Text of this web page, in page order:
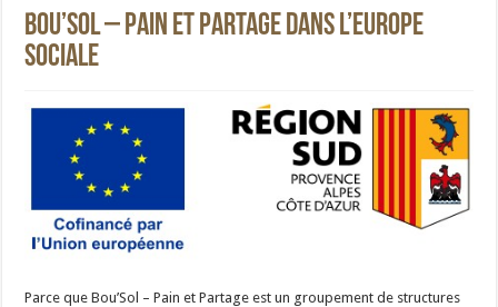
BOU’SOL – PAIN ET PARTAGE DANS L’EUROPE
SOCIALE
Parce que Bou’Sol – Pain et Partage est un groupement de structures